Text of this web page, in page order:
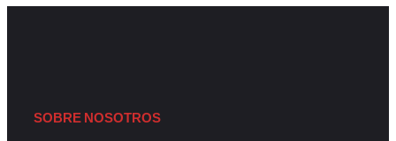
SOBRE NOSOTROS